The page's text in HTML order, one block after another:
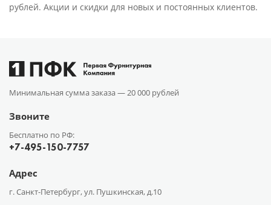
рублей. Акции и скидки для новых и постоянных клиентов.
Минимальная сумма заказа —20 000 рублей
Звоните
Бесплатно по РФ:
+7-495-150-7757
Адрес
г. Санкт-Петербург, ул. Пушкинская, д.10